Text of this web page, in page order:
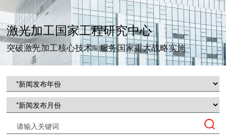
激光加工国家工程研究中心
突破激光加工核心技术 · 服务国家重大战略实施